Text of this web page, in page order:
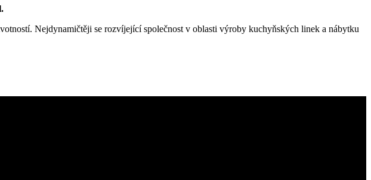
Nejdynamičtěji se rozvíjející společnost v oblasti výroby kuchyňských linek a nábytku